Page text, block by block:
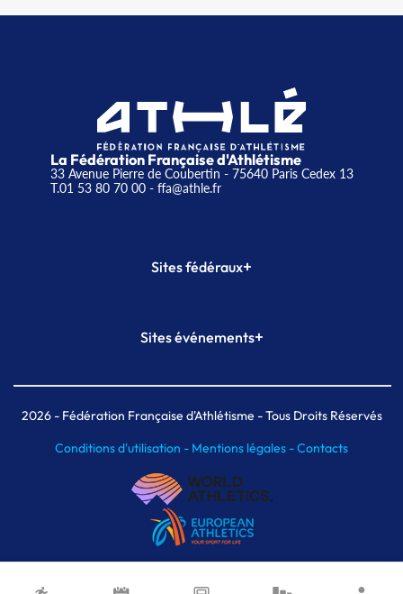
La Fédération Française d'Athlétisme
33 Avenue Pierre de Coubertin - 75640 Paris Cedex 13
T.01 53 80 70 00- ffa@athle.fr
Sites fédéraux+
Plateforme Formation
Sites événements+
Meeting de Paris indoor
MAIF Ekiden de Paris
2026- Fédération Française d'Athlétisme - Tous Droits Réservés
Conditions d'utilisation - Mentions légales -Contacts